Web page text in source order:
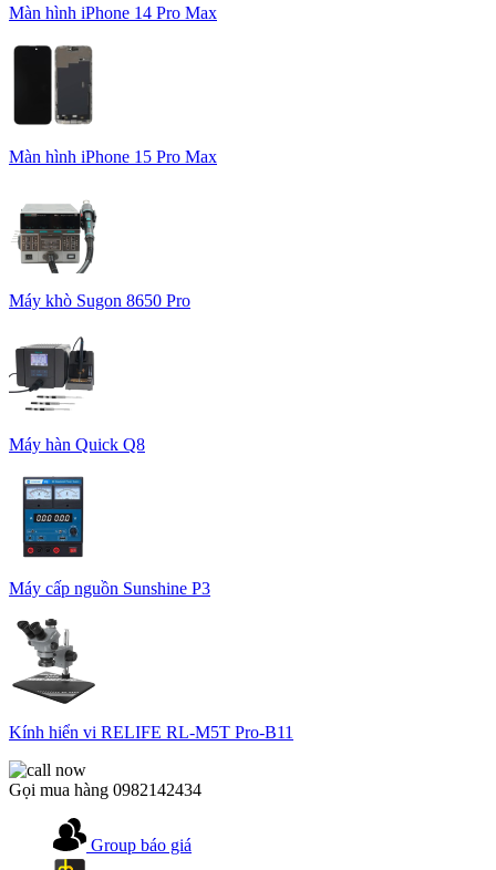
Màn hình iPhone 14 Pro Max
Màn hình iPhone 15 Pro Max
Máy khò Sugon 8650 Pro
Máy hàn Quick Q8
Máy cấp nguồn Sunshine P3
Kính hiển vi RELIFE RL-M5T Pro-B11
Gọi mua hàng 0982142434
Group báo giá